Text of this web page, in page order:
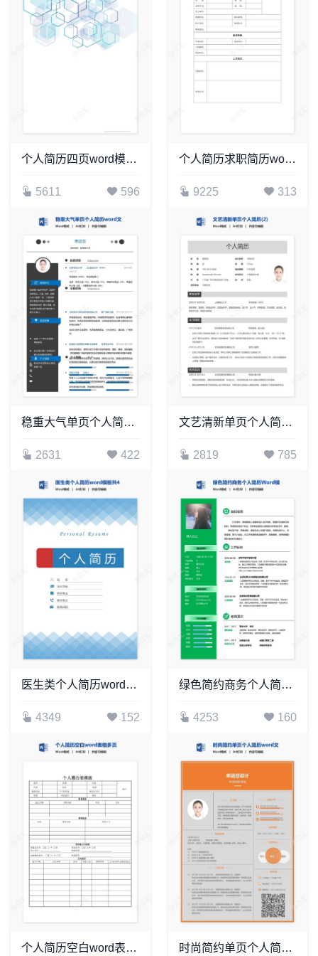
个人简历四页word模板(18)
5611 596
个人简历求职简历word空白标准表格(19)
9225 313
稳重大气单页个人简历word文档(9)
2631 422
文艺清新单页个人简历(2)
2819 785
医生类个人简历word模板共4页(8)
4349 152
绿色简约商务个人简历Word模板
4253 160
个人简历空白word表格多页(1) 时尚简约单页个人简历word文档(13)